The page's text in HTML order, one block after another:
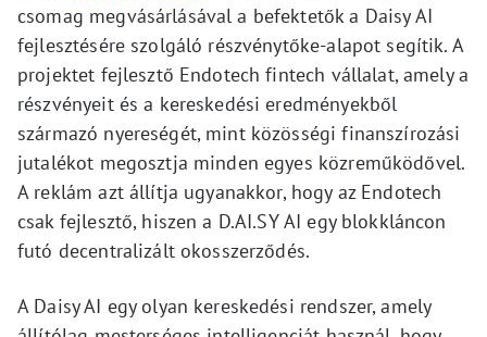
csomag megvásárlásával a befektetők a Daisy AI
fejlesztésére szolgáló részvénytőke-alapot segítik. A
projektet fejlesztő Endotech fintech vállalat, amely a
részvényeit és a kereskedési eredményekből
származó nyereségét, mint közösségi finanszírozási
jutalékot megosztja minden egyes közreműködővel.
A reklám azt állítja ugyanakkor, hogy az Endotech
csak fejlesztő, hiszen a D.AI.SY AI egy blokkláncon
futó decentralizált okosszerződés.
A Daisy AI egy olyan kereskedési rendszer, amely